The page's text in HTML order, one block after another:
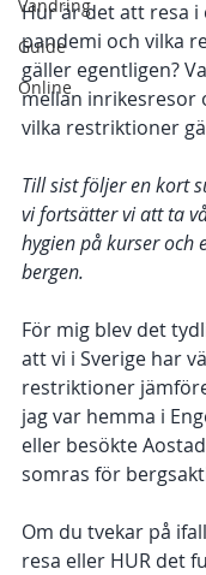
Vandring
Guide
Online
Hur är det att resa i
pandemi och vilka
gäller egentligen?
mellan inrikesresor
vilka restriktioner
Till sist följer en kort
vi fortsätter vi att ta
hygien på kurser och
bergen.
För mig blev det
att vi i Sverige har
restriktioner
jag var hemma i
eller besökte
somras för
Om du tvekar på
resa eller HUR det